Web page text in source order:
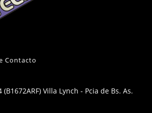
Contacto
Villa Lynch - Pcia de Bs. As.